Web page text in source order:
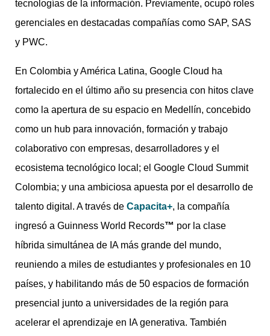
tecnologías de la información. Previamente, ocupó roles
gerenciales en destacadas compañías como SAP, SAS
y PWC.
En Colombia y América Latina, Google Cloud ha
fortalecido en el último año su presencia con hitos clave
como la apertura de su espacio en Medellín, concebido
como un hub para innovación, formación y trabajo
colaborativo con empresas, desarrolladores y el
ecosistema tecnológico local; el Google Cloud Summit
Colombia; y una ambiciosa apuesta por el desarrollo de
talento digital. A través de Capacita+, la compañía
ingresó a Guinness World Records™ por la clase
híbrida simultánea de IA más grande del mundo,
reuniendo a miles de estudiantes y profesionales en 10
países, y habilitando más de 50 espacios de formación
presencial junto a universidades de la región para
acelerar el aprendizaje en IA generativa. También